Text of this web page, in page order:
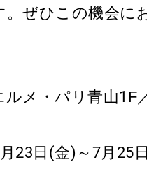
& Informations
。ぜひこの機会に
メ・パリ青山1F
23日(金)～7月25